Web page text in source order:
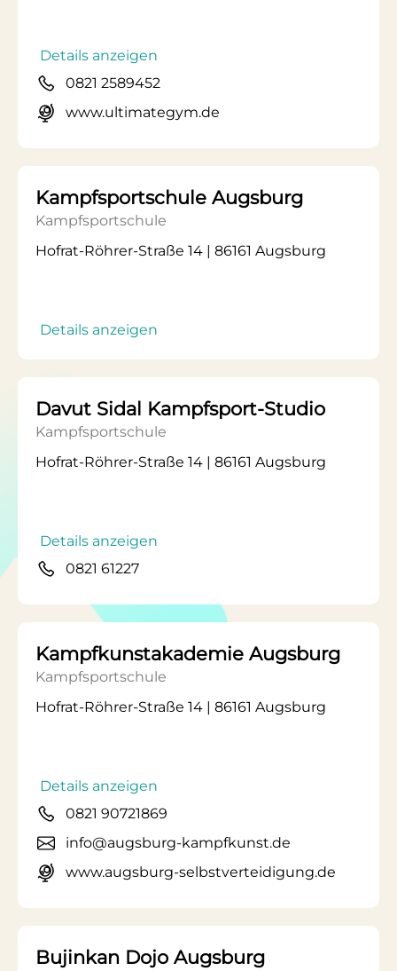
Details anzeigen
0821 2589452
www.ultimategym.de
Kampfsportschule Augsburg
Kampfsportschule
Hofrat-Röhrer-Straße 14 | 86161 Augsburg
Details anzeigen
Davut Sidal Kampfsport-Studio
Kampfsportschule
Hofrat-Röhrer-Straße 14 | 86161 Augsburg
Details anzeigen
0821 61227
Kampfkunstakademie Augsburg
Kampfsportschule
Hofrat-Röhrer-Straße 14 | 86161 Augsburg
Details anzeigen
0821 90721869
info@augsburg-kampfkunst.de
www.augsburg-selbstverteidigung.de
Bujinkan Dojo Augsburg